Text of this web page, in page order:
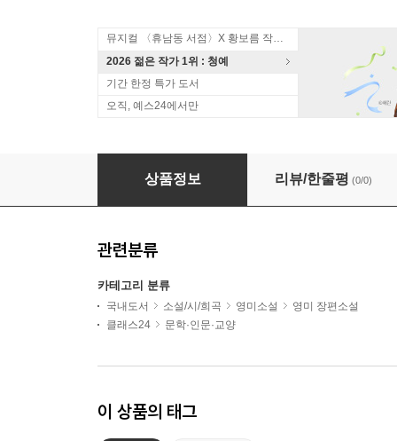
뮤지컬 〈휴남동 서점〉X 황보름 작가 북토크
2026 젊은 작가 1위 : 청예
기간 한정 특가 도서
오직, 예스24에서만
[독서모임] 책여사와 『리틀 라이프 1,2』 함께
상품정보 리뷰/한줄평 (0/0)
관련분류
카테고리 분류
국내도서 소설/시/희곡 영미소설
영미 장편소설
클래스24
문학·인문·교양
이 상품의 태그